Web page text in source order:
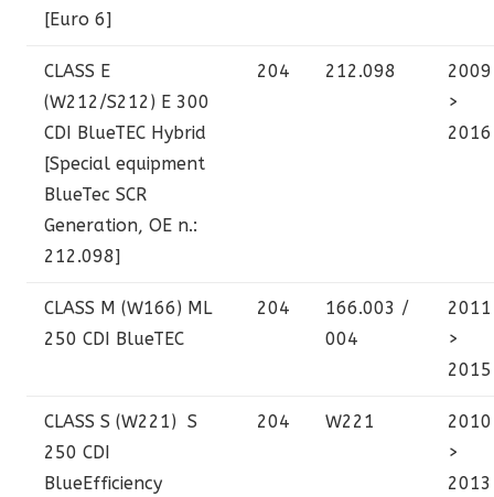
[Euro 6]
CLASS E
(W212/S212) E 300
CDI BlueTEC Hybrid
[Special equipment
BlueTec SCR
Generation, OE n.:
212.098]
204 212.098
2009
>
2016
CLASS M (W166) ML
250 CDI BlueTEC
204
166.003 /
004
2011
>
2015
CLASS S (W221) S
250 CDI
BlueEfficiency
204 W221
2010
>
2013